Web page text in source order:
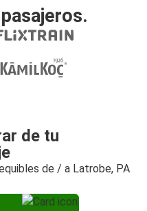
de tu
de / a Latrobe, PA